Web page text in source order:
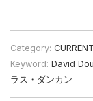
Category:
Keyword: David
ラス・ダンカン